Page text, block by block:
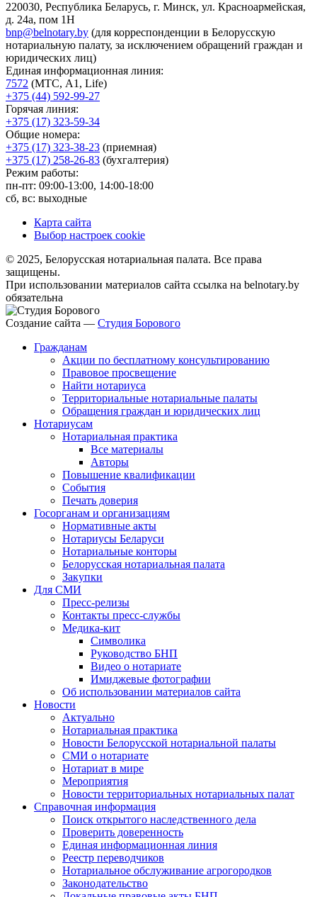
220030, Республика Беларусь, г. Минск, ул. Красноармейская,
д. 24а, пом 1Н
bnp@belnotary.by (для корреспонденции в Белорусскую
нотариальную палату, за исключением обращений граждан и
юридических лиц)
Единая информационная линия:
7572 (МТС, A1, Life)
+375 (44) 592-99-27
Горячая линия:
+375 (17) 323-59-34
Общие номера:
+375 (17) 323-38-23 (приемная)
+375 (17) 258-26-83 (бухгалтерия)
Режим работы:
пн-пт: 09:00-13:00, 14:00-18:00
сб, вс: выходные
Карта сайта
Выбор настроек cookie
© 2025, Белорусская нотариальная палата. Все права
защищены.
При использовании материалов сайта ссылка на belnotary.by
обязательна
Создание сайта — Студия Борового
Гражданам
Акции по бесплатному консультированию
Правовое просвещение
Найти нотариуса
Территориальные нотариальные палаты
Обращения граждан и юридических лиц
Нотариусам
Нотариальная практика
Все материалы
Авторы
Повышение квалификации
События
Печать доверия
Госорганам и организациям
Нормативные акты
Нотариусы Беларуси
Нотариальные конторы
Белорусская нотариальная палата
Закупки
Для СМИ
Пресс-релизы
Контакты пресс-службы
Медика-кит
Символика
Руководство БНП
Видео о нотариате
Имиджевые фотографии
Об использовании материалов сайта
Новости
Актуально
Нотариальная практика
Новости Белорусской нотариальной палаты
СМИ о нотариате
Нотариат в мире
Мероприятия
Новости территориальных нотариальных палат
Справочная информация
Поиск открытого наследственного дела
Проверить доверенность
Единая информационная линия
Реестр переводчиков
Нотариальное обслуживание агрогородков
Законодательство